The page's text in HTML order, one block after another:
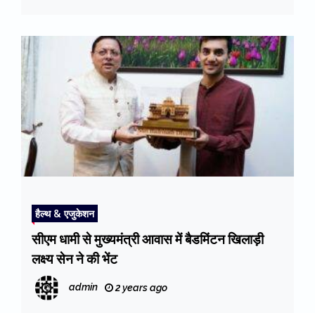
हैल्थ & एजुकेशन
सीएम धामी से मुख्यमंत्री आवास में बैडमिंटन खिलाड़ी
लक्ष्य सेन ने की भेंट
admin 2 years ago